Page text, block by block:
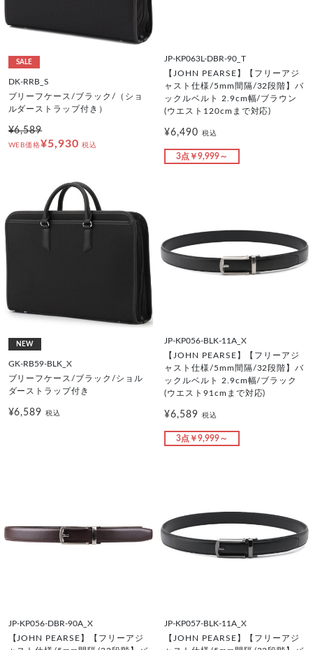
SALE
DK-RRB_S
ブリーフケース/ブラック/（ショ
ルダーストラップ付き）
¥6,589
WEB価格¥5,930 税込
JP-KP063L-DBR-90_T
【JOHN PEARSE】【フリーアジ
ャスト仕様/5mm間隔/32段階】バ
ックルベルト 2.9cm幅/ブラウン
(ウエスト120cmまで対応)
¥6,490 税込
3点￥9,999～
NEW
GK-RB59-BLK_X
ブリーフケース/ブラック/ショル
ダーストラップ付き
¥6,589税込
JP-KP056-BLK-11A_X
【JOHN PEARSE】【フリーアジ
ャスト仕様/5mm間隔/32段階】バ
ックルベルト 2.9cm幅/ブラック
(ウエスト91cmまで対応)
¥6,589 税込
3点￥9,999～
JP-KP056-DBR-90A_X
【JOHN PEARSE】【フリーアジ
JP-KP057-BLK-11A_X
【JOHN PEARSE】【フリーアジ